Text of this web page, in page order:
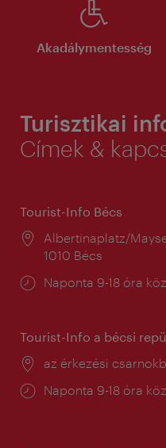
Akadálymentesség
Turisztikai
Címek &
Tourist-Info Bécs
Helyszín:
Albertinaplatz/
1010 Bécs
Nyitva
Naponta 9-18 óra
Tourist-Info a bécsi
Helyszín:
az érkezési
Nyitva
Naponta 9-18 óra